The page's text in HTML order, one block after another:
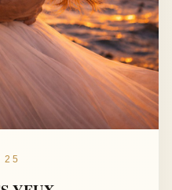
25